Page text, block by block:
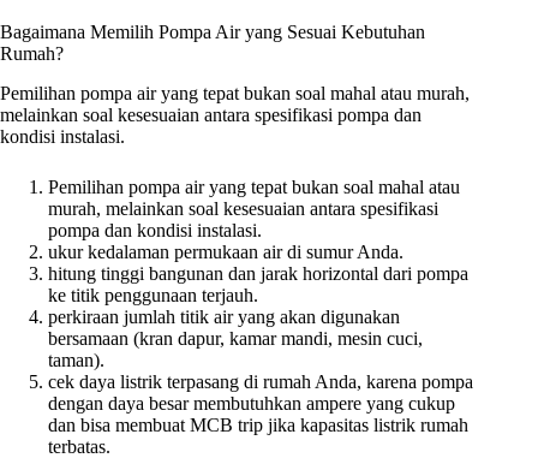
Bagaimana Memilih Pompa Air yang Sesuai Kebutuhan
Rumah?
Pemilihan pompa air yang tepat bukan soal mahal atau murah,
melainkan soal kesesuaian antara spesifikasi pompa dan
kondisi instalasi.
Pemilihan pompa air yang tepat bukan soal mahal atau
murah, melainkan soal kesesuaian antara spesifikasi
pompa dan kondisi instalasi.
ukur kedalaman permukaan air di sumur Anda.
hitung tinggi bangunan dan jarak horizontal dari pompa
ke titik penggunaan terjauh.
perkiraan jumlah titik air yang akan digunakan
bersamaan (kran dapur, kamar mandi, mesin cuci,
taman).
cek daya listrik terpasang di rumah Anda, karena pompa
dengan daya besar membutuhkan ampere yang cukup
dan bisa membuat MCB trip jika kapasitas listrik rumah
terbatas.